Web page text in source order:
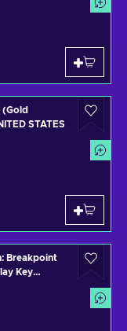
(Gold
STATES
Breakpoint
Key